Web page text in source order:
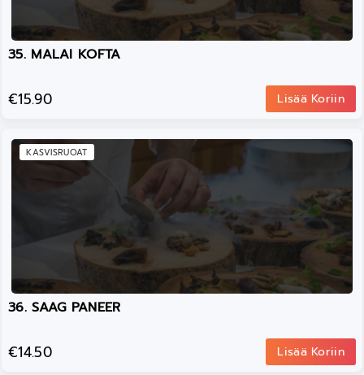
35. MALAI KOFTA
€15.90 Lisää Koriin
KASVISRUOAT
36. SAAG PANEER
€14.50 Lisää Koriin